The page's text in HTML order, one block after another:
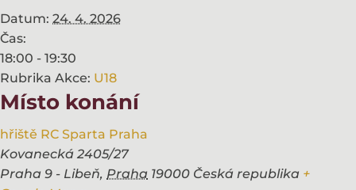
Datum: 24. 4. 2026
Čas:
18:00 - 19:30
Rubrika Akce: U18
Místo konání
hřiště RC Sparta Praha
Kovanecká 2405/27
Praha 9 - Libeň, Praha 19000 Česká republika +